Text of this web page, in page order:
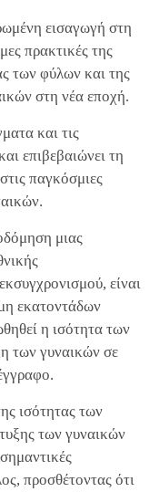
εισαγωγή στη
πρακτικές της
των φύλων και της
στη νέα εποχή.
και τις
επιβεβαιώνει τη
παγκόσμιες
μιας
είναι
εκατοντάδων
η ισότητα των
των γυναικών σε
ισότητας των
των γυναικών
προσθέτοντας ότι